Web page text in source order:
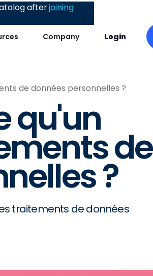
Company Login
afterjoining
de données personnelles ?
qu'un
de
?
traitements de données